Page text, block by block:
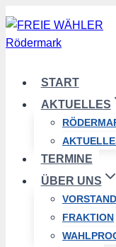
Zum
Inhalt
springen
START
AKTUELLES
TERMINE
ÜBER UNS
VORSTAND
FRAKTION